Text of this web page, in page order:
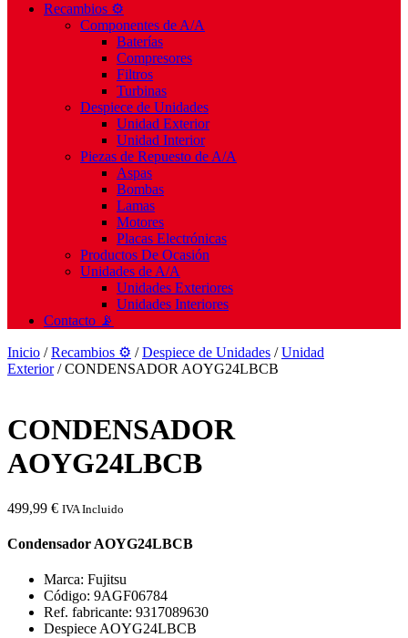
Recambios ⚙️
Componentes de A/A
Baterías
Compresores
Filtros
Turbinas
Despiece de Unidades
Unidad Exterior
Unidad Interior
Piezas de Repuesto de A/A
Aspas
Bombas
Lamas
Motores
Placas Electrónicas
Productos De Ocasión
Unidades de A/A
Unidades Exteriores
Unidades Interiores
Contacto 📡
Inicio /Recambios ⚙️ /Despiece de Unidades /Unidad
Exterior/ CONDENSADOR AOYG24LBCB
CONDENSADOR
AOYG24LBCB
499,99 € IVA Incluido
Condensador AOYG24LBCB
Marca: Fujitsu
Código: 9AGF06784
Ref. fabricante: 9317089630
Despiece AOYG24LBCB